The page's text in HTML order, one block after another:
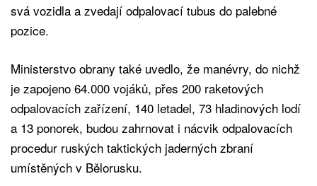
svá vozidla a zvedají odpalovací tubus do palebné
pozice.
Ministerstvo obrany také uvedlo, že manévry, do nichž
je zapojeno 64.000 vojáků, přes 200 raketových
odpalovacích zařízení, 140 letadel, 73 hladinových lodí
a 13 ponorek, budou zahrnovat i nácvik odpalovacích
procedur ruských taktických jaderných zbraní
umístěných v Bělorusku.